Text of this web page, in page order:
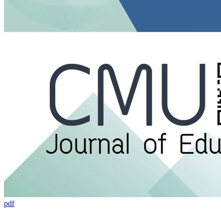
pdf